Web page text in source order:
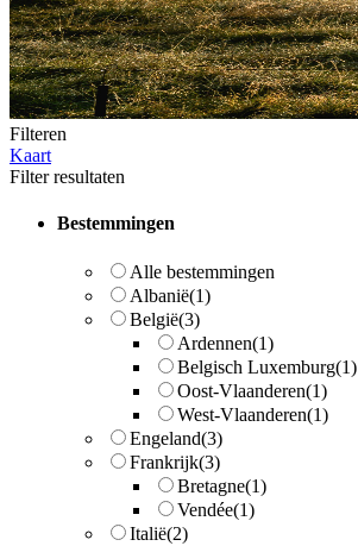
Filteren
Kaart
Filter resultaten
Bestemmingen
Alle bestemmingen
Albanië(1)
België(3)
Ardennen(1)
Belgisch Luxemburg(1)
Oost-Vlaanderen(1)
West-Vlaanderen(1)
Engeland(3)
Frankrijk(3)
Bretagne(1)
Vendée(1)
Italië(2)